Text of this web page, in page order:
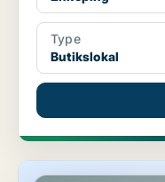
Type
Butikslokal
Butikslokal i Enköping